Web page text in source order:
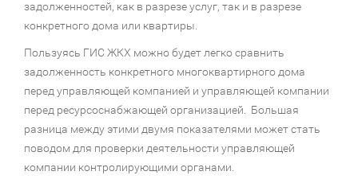
задолженностей, как в разрезе услуг, так и в разрезе
конкретного дома или квартиры.
Пользуясь ГИС ЖКХ можно будет легко сравнить
задолженность конкретного многоквартирного дома
перед управляющей компанией и управляющей компании
перед ресурсоснабжающей организацией. Большая
разница между этими двумя показателями может стать
поводом для проверки деятельности управляющей
компании контролирующими органами.